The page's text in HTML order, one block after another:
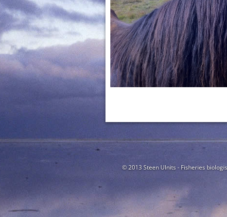
© 2013 Steen Ulnits - Fisheries